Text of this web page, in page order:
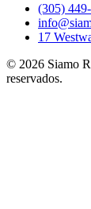
(305)
17
© 2026 Siamo
reservados.